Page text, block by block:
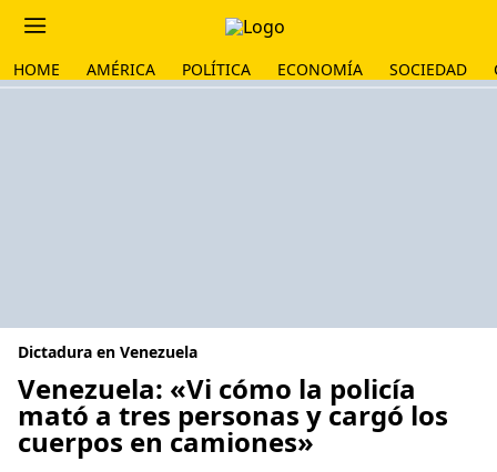
HOME AMÉRICA POLÍTICA ECONOMÍA SOCIEDAD
Dictadura en Venezuela
Venezuela: «Vi cómo la policía
mató a tres personas y cargó los
cuerpos en camiones»